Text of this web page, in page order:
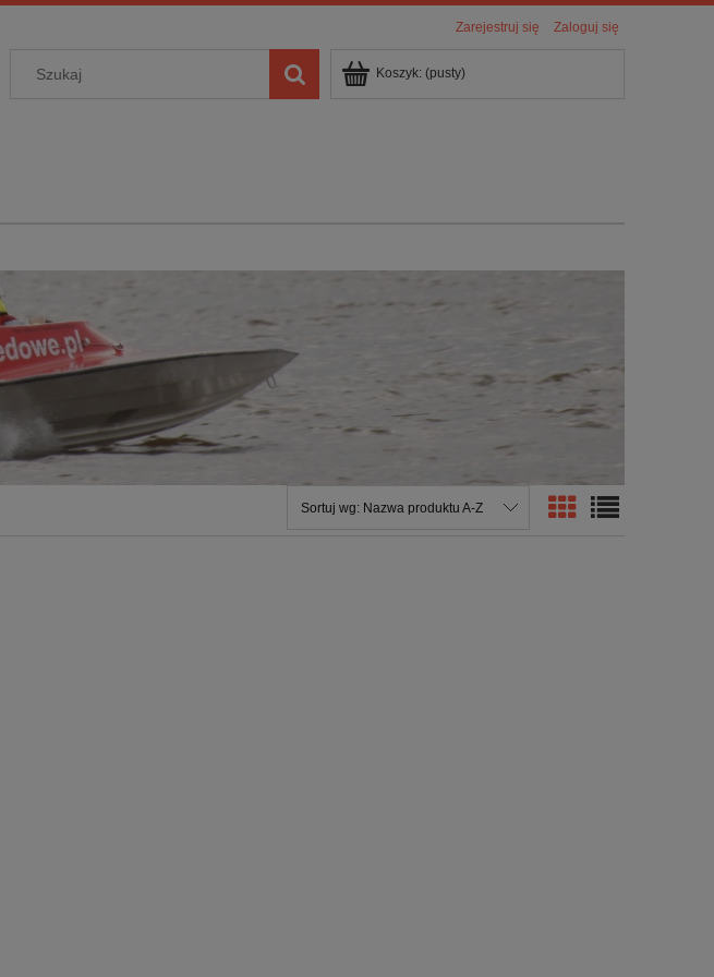
Zarejestruj się Zaloguj się
Koszyk: (pusty)
Sortuj wg: Nazwa produktu A-Z